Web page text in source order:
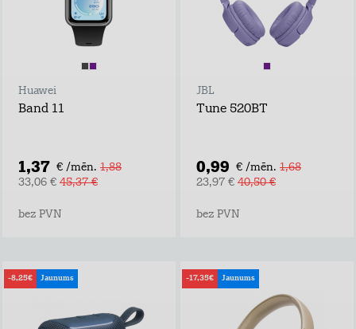
Huawei
Band 11
1,37 € /mēn. 1,88
33,06 € 45,37 €
bez PVN
JBL
Tune 520BT
0,99 € /mēn. 1,68
23,97 € 40,50 €
bez PVN
-8,25€ Jaunums -17,35€ Jaunums